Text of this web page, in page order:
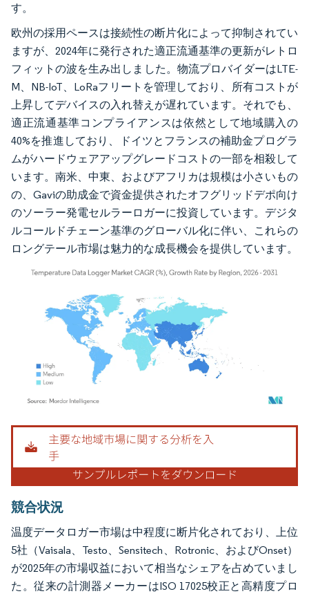
す。
欧州の採用ペースは接続性の断片化によって抑制されてい
ますが、2024年に発行された適正流通基準の更新がレトロ
フィットの波を生み出しました。物流プロバイダーはLTE-
M、NB-IoT、LoRaフリートを管理しており、所有コストが
上昇してデバイスの入れ替えが遅れています。それでも、
適正流通基準コンプライアンスは依然として地域購入の
40%を推進しており、ドイツとフランスの補助金プログラ
ムがハードウェアアップグレードコストの一部を相殺して
います。南米、中東、およびアフリカは規模は小さいもの
の、Gaviの助成金で資金提供されたオフグリッドデポ向け
のソーラー発電セルラーロガーに投資しています。デジタ
ルコールドチェーン基準のグローバル化に伴い、これらの
ロングテール市場は魅力的な成長機会を提供しています。
画像 © Mordor Intelligence。再利用にはCC BY 4.0の表示が必要です。
競合状況
温度データロガー市場は中程度に断片化されており、上位
5社（Vaisala、Testo、Sensitech、Rotronic、およびOnset）
が2025年の市場収益において相当なシェアを占めていまし
た。従来の計測器メーカーはISO 17025校正と高精度プロ